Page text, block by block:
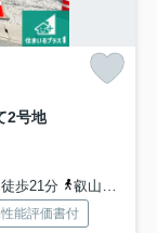
2号地
歩21分
叡山電鉄叡山本線「元田中」駅 徒歩22分
能評価書付